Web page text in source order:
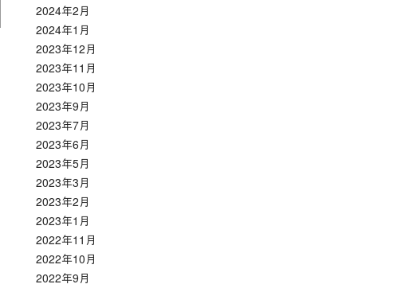
2024年2月
2024年1月
2023年12月
2023年11月
2023年10月
2023年9月
2023年7月
2023年6月
2023年5月
2023年3月
2023年2月
2023年1月
2022年11月
2022年10月
2022年9月